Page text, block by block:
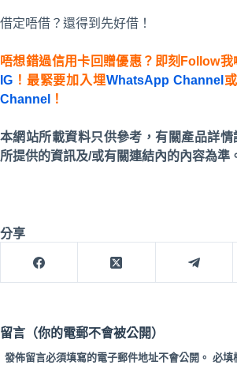
借定唔借？還得到先好借！
唔想錯過信用卡回贈優惠？即刻Follow我
IG ！最緊要加入埋WhatsApp Channel
Channel
！
本網站所載資料只供參考，有關產品詳情
所提供的資訊及/或有關連結內的內容為準
分享
留言（你的電郵不會被公開）
發佈留言必須填寫的電子郵件地址不會公開。 必填